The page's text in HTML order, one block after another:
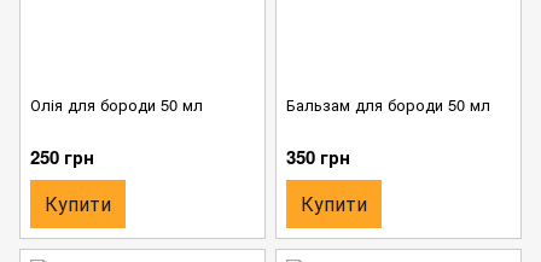
Олія для бороди 50 мл
250 грн
Купити
Бальзам для бороди 50 мл
350 грн
Купити